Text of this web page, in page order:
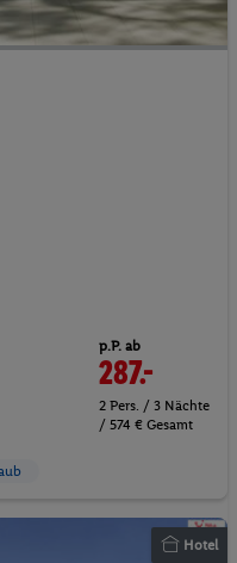
p.P. ab
287.-
2 Pers. / 3 Nächte
/ 574 € Gesamt
Hotel